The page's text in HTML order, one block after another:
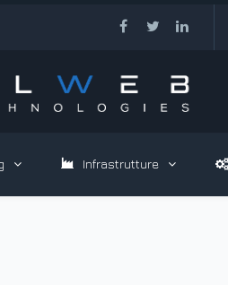
Infrastrutture